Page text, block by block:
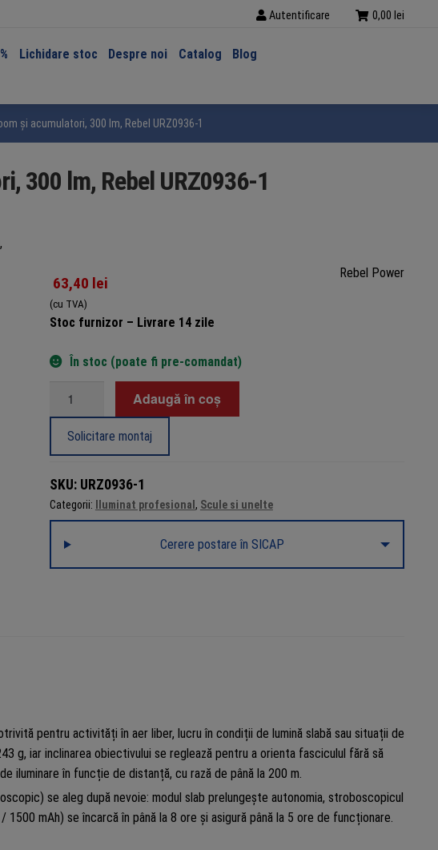
Autentificare 0,00 lei
Lichidare stoc Despre noi Catalog
Blog
și acumulatori, 300 lm, Rebel URZ0936-1
300 lm, Rebel URZ0936-1
63,40 lei
(cu TVA)
Rebel Power
Stoc furnizor – Livrare 14 zile
În stoc (poate fi pre-comandat)
frontală
cu
zoom
acumulatori,
300
Adaugă în coș
Solicitare montaj
SKU: URZ0936-1
Categorii: Iluminat profesional , Scule si unelte
Cerere postare în SICAP
pentru activități în aer liber, lucru în condiții de lumină slabă sau situații de
g, iar inclinarea obiectivului se reglează pentru a orienta fasciculul fără să
iluminare în funcție de distanță, cu rază de până la 200 m.
se aleg după nevoie: modul slab prelungește autonomia, stroboscopicul
mAh) se încarcă în până la 8 ore și asigură până la 5 ore de funcționare.